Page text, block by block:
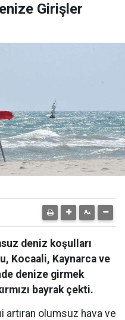
Girişler
deniz koşulları
Kocaali, Kaynarca ve
denize girmek
bayrak çekti.
artıran olumsuz hava ve